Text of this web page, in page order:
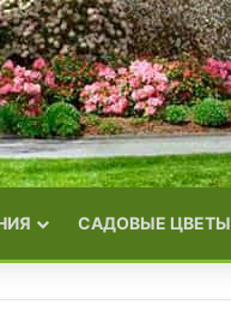
САДОВЫЕ ЦВЕТЫ